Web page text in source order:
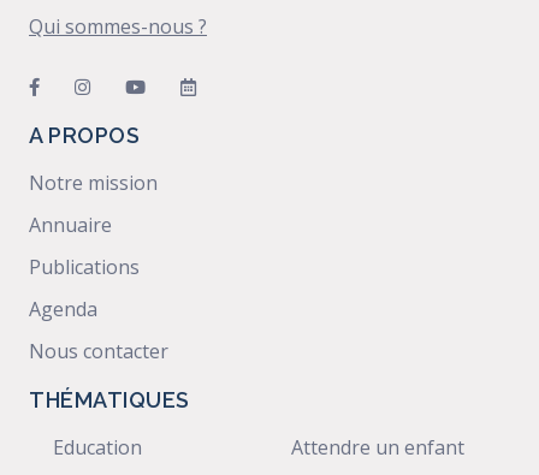
Qui sommes-nous ?
A PROPOS
Notre mission
Annuaire
Publications
Agenda
Nous contacter
THÉMATIQUES
Education
Attendre un enfant